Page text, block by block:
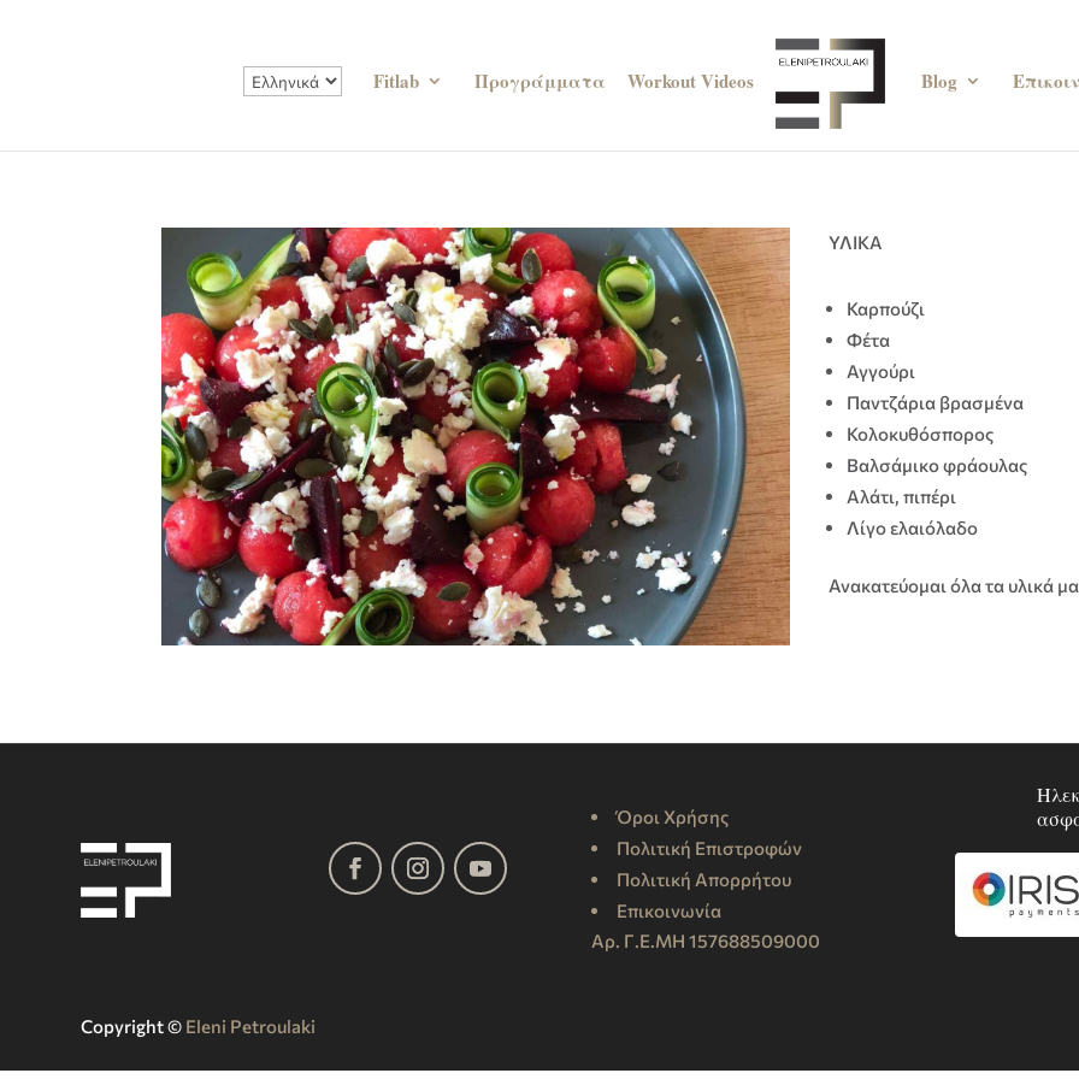
Fitlab Προγράμματα Workout Videos Blog
ΥΛΙΚΑ
Καρπούζι
Φέτα
Αγγούρι
Παντζάρια βρασμένα
Κολοκυθόσπορος
Βαλσάμικο φράουλας
Αλάτι, πιπέρι
Λίγο ελαιόλαδο
Ανακατεύομαι όλα τα υλικά
Όροι Χρήσης
Πολιτική Επιστροφών
Πολιτική Απορρήτου
Επικοινωνία
Αρ. Γ.Ε.ΜΗ 157688509000
Copyright ©️ Eleni Petroulaki